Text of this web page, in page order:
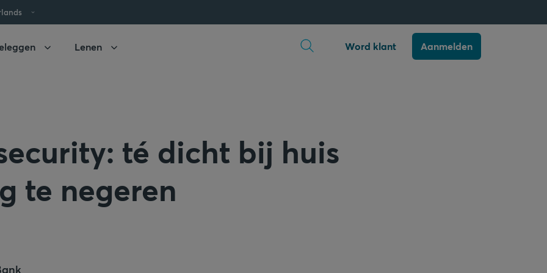
Lenen Word klant Aanmelden
té dicht bij huis
te negeren